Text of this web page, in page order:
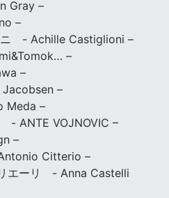
Gray –
–
ニ - Achille Castiglioni –
–
–
–
Meda –
- ANTE VOJNOVIC –
–
Citterio –
エーリ - Anna Castelli